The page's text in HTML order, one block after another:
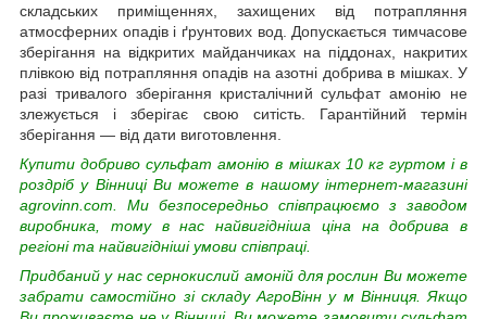
складських приміщеннях, захищених від потрапляння
атмосферних опадів і ґрунтових вод. Допускається тимчасове
зберігання на відкритих майданчиках на піддонах, накритих
плівкою від потрапляння опадів на азотні добрива в мішках. У
разі тривалого зберігання кристалічний сульфат амонію не
злежується і зберігає свою ситість. Гарантійний термін
зберігання — від дати виготовлення.
Купити добриво сульфат амонію в мішках 10 кг гуртом і в
роздріб у Вінниці Ви можете в нашому інтернет-магазині
agrovinn.com. Ми безпосередньо співпрацюємо з заводом
виробника, тому в нас найвигідніша ціна на добрива в
регіоні та найвигідніші умови співпраці.
Придбаний у нас сернокислий амоній для рослин Ви можете
забрати самостійно зі складу АгроВінн у м Вінниця. Якщо